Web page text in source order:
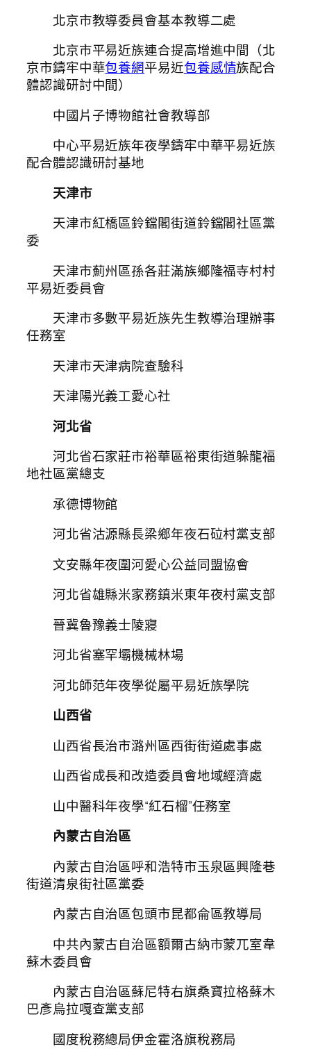
北京市教導委員會基本教導二處
北京市平易近族連合提高增進中間（北
京市鑄牢中華包養網平易近包養感情族配合
體認識研討中間）
中國片子博物館社會教導部
中心平易近族年夜學鑄牢中華平易近族
配合體認識研討基地
天津市
天津市紅橋區鈴鐺閣街道鈴鐺閣社區黨
委
天津市薊州區孫各莊滿族鄉隆福寺村村
平易近委員會
天津市多數平易近族先生教導治理辦事
任務室
天津市天津病院查驗科
天津陽光義工愛心社
河北省
河北省石家莊市裕華區裕東街道躲龍福
地社區黨總支
承德博物館
河北省沽源縣長梁鄉年夜石砬村黨支部
文安縣年夜圍河愛心公益同盟協會
河北省雄縣米家務鎮米東年夜村黨支部
晉冀魯豫義士陵寢
河北省塞罕壩機械林場
河北師范年夜學從屬平易近族學院
山西省
山西省長治市潞州區西街街道處事處
山西省成長和改造委員會地域經濟處
山中醫科年夜學“紅石榴”任務室
內蒙古自治區
內蒙古自治區呼和浩特市玉泉區興隆巷
街道清泉街社區黨委
內蒙古自治區包頭市昆都侖區教導局
中共內蒙古自治區額爾古納市蒙兀室韋
蘇木委員會
內蒙古自治區蘇尼特右旗桑寶拉格蘇木
巴彥烏拉嘎查黨支部
國度稅務總局伊金霍洛旗稅務局